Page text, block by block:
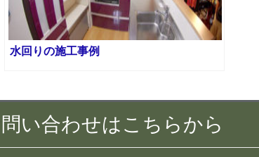
水回りの施工事例
い合わせはこちらから